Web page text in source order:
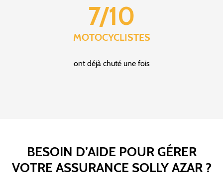
7/10
MOTOCYCLISTES
ont déjà chuté une fois
BESOIN D’AIDE POUR GÉRER
VOTRE ASSURANCE SOLLY AZAR ?